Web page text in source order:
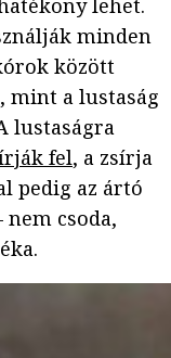
lehet.
minden
között
mint a lustaság
lustaságra
fel, a zsírja
pedig az ártó
csoda,